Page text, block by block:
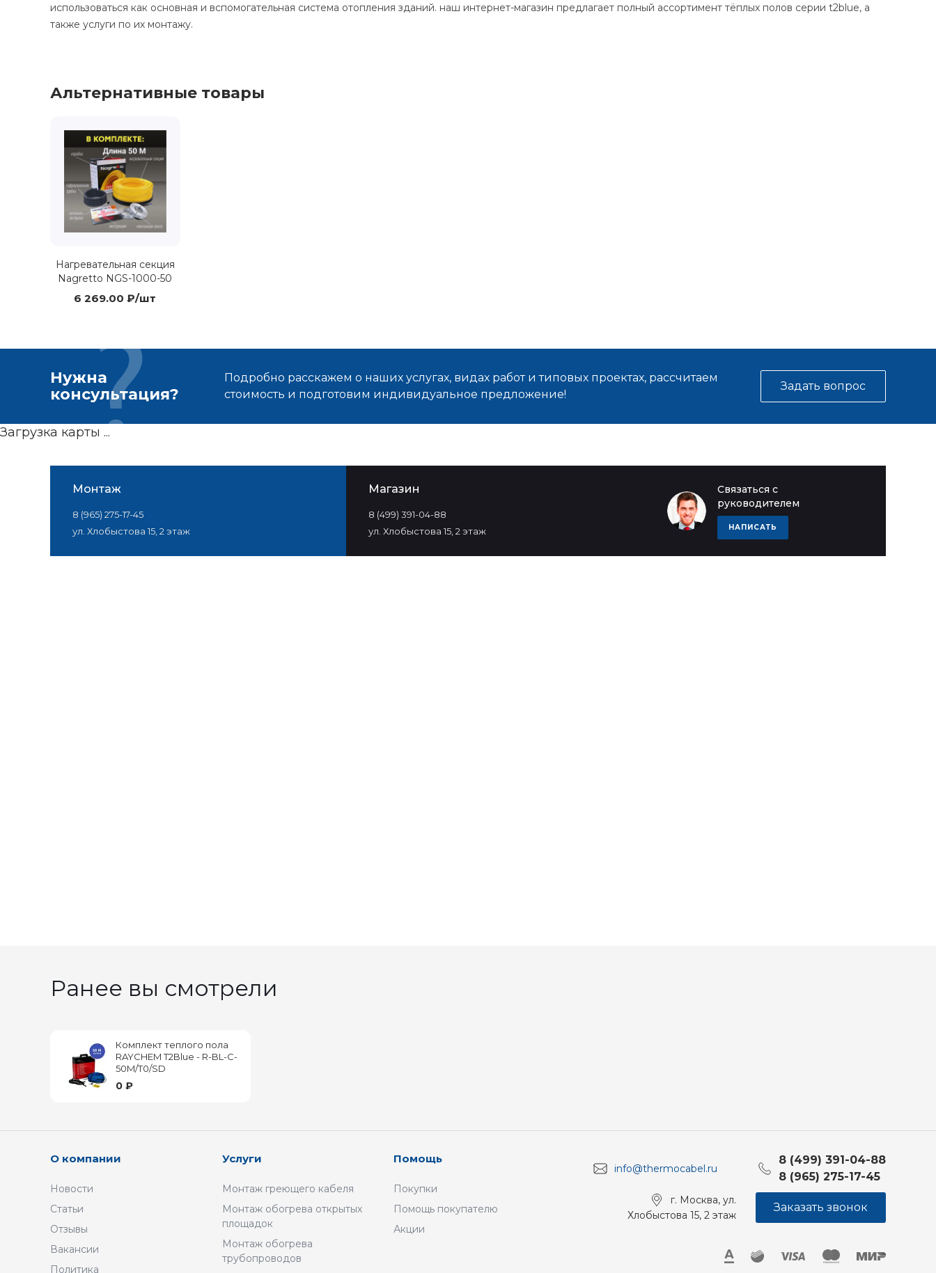
использоваться как основная и вспомогательная система отопления зданий. наш интернет-магазин предлагает полный ассортимент тёплых полов серии t2blue, а
также услуги по их монтажу.
Альтернативные товары
Нагревательная секция
Nagretto NGS-1000-50
6 269.00 ₽/шт
Нужна
консультация?
Подробно расскажем о наших услугах, видах работ и типовых проектах, рассчитаем
стоимость и подготовим индивидуальное предложение!
Задать вопрос
Связаться с
руководителем
НАПИСАТЬ
Монтаж
8 (965) 275-17-45
ул. Хлобыстова 15, 2 этаж
Магазин
8 (499) 391-04-88
ул. Хлобыстова 15, 2 этаж
Загрузка карты ...
Ранее вы смотрели
Комплект теплого пола
RAYCHEM T2Blue - R-BL-C-
50M/T0/SD
0 ₽
О компании
Новости
Статьи
Отзывы
Вакансии
Политика
Услуги
Монтаж греющего кабеля
Монтаж обогрева открытых
площадок
Монтаж обогрева
трубопроводов
Помощь
Покупки
Помощь покупателю
Акции
info@thermocabel.ru
8 (499) 391-04-88
8 (965) 275-17-45
г. Москва, ул.
Хлобыстова 15, 2 этаж
Заказать звонок